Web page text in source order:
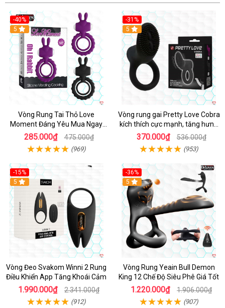
-40%
5
Vòng Rung Tai Thỏ Love
Moment Đáng Yêu Mua Ngay
Giá Tốt
285.000₫ 475.000₫
(969)
-31%
5
Vòng rung gai Pretty Love Cobra
kích thích cực mạnh, tăng hưng
phấn
370.000₫ 536.000₫
(953)
-15%
Hot
5
Vòng Đeo Svakom Winni 2 Rung
Điều Khiển App Tăng Khoái Cảm
1.990.000₫ 2.341.000₫
(912)
-36%
Hot
5
Vòng Rung Yeain Bull Demon
King 12 Chế Độ Siêu Phê Giá Tốt
1.220.000₫ 1.906.000₫
(907)